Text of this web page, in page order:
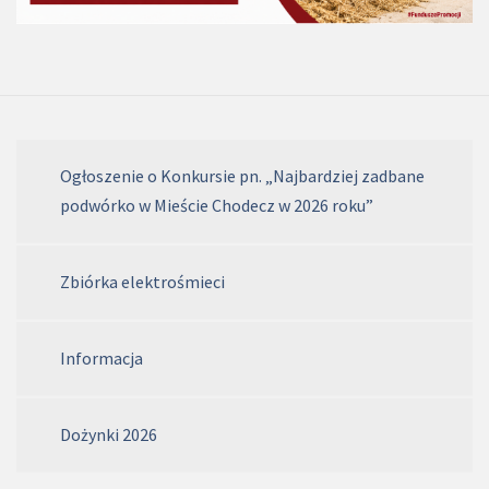
Ogłoszenie o Konkursie pn. „Najbardziej zadbane
podwórko w Mieście Chodecz w 2026 roku”
Zbiórka elektrośmieci
Informacja
Dożynki 2026